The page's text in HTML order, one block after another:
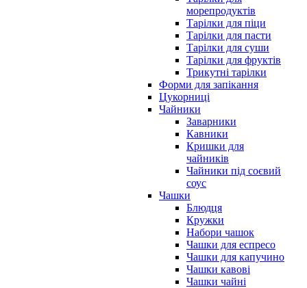
морепродуктів
Тарілки для піци
Тарілки для пасти
Тарілки для суши
Тарілки для фруктів
Трикутні тарілки
Форми для запікання
Цукорниці
Чайники
Заварники
Кавники
Кришки для
чайників
Чайники під соєвий
соус
Чашки
Блюдця
Кружки
Набори чашок
Чашки для еспресо
Чашки для капучино
Чашки кавові
Чашки чайні